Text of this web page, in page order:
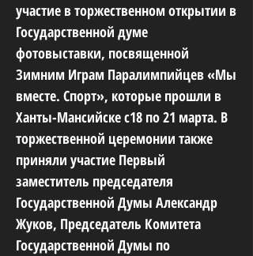
участие в торжественном открытии в
Государственной думе
фотовыставки, посвященной
Зимним Играм Паралимпийцев «Мы
вместе. Спорт», которые прошли в
Ханты-Мансийске с18 по 21 марта. В
торжественной церемонии также
приняли участие Первый
заместитель председателя
Государственной Думы Александр
Жуков, Председатель Комитета
Государственной Думы по